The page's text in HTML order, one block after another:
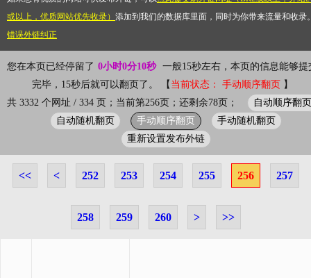
或以上，优质网站优先收录） 添加到我们的数据库里面，同时为你带来流量和收录
错误外链纠正
您在本页已经停留了 0小时0分10秒 一般15秒左右，本页的信息能够提
完毕，15秒后就可以翻页了。 【 当前状态： 手动顺序翻页 】
共 3332 个网址 / 334 页；当前第256页；还剩余78页；
自动顺序翻页
自动随机翻页
手动顺序翻页
手动随机翻页
重新设置发布外链
<< < 252 253 254 255 256 257
258 259 260 > >>